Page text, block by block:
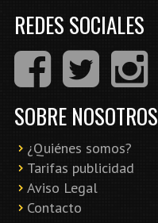
REDES SOCIALES
SOBRE NOSOTROS
¿Quiénes somos?
Tarifas publicidad
Aviso Legal
Contacto